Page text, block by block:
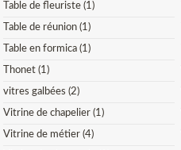
Table de fleuriste (1)
Table de réunion (1)
Table en formica (1)
Thonet (1)
vitres galbées (2)
Vitrine de chapelier (1)
Vitrine de métier (4)